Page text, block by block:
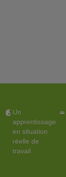
Un
apprentissage
en situation
réelle de
travail